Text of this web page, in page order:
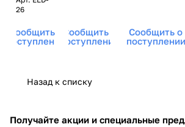
Cosmetics
косметика),
100 мл
26
Сообщить о
поступлении
косметика),
100 мл
Сообщить о
поступлении
косметика), 50
мл
Сообщить о
поступлении
Назад к списку
Получайте акции и специальные